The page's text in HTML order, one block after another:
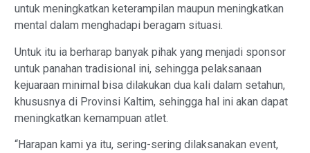
untuk meningkatkan keterampilan maupun meningkatkan
mental dalam menghadapi beragam situasi.
Untuk itu ia berharap banyak pihak yang menjadi sponsor
untuk panahan tradisional ini, sehingga pelaksanaan
kejuaraan minimal bisa dilakukan dua kali dalam setahun,
khususnya di Provinsi Kaltim, sehingga hal ini akan dapat
meningkatkan kemampuan atlet.
“Harapan kami ya itu, sering-sering dilaksanakan event,